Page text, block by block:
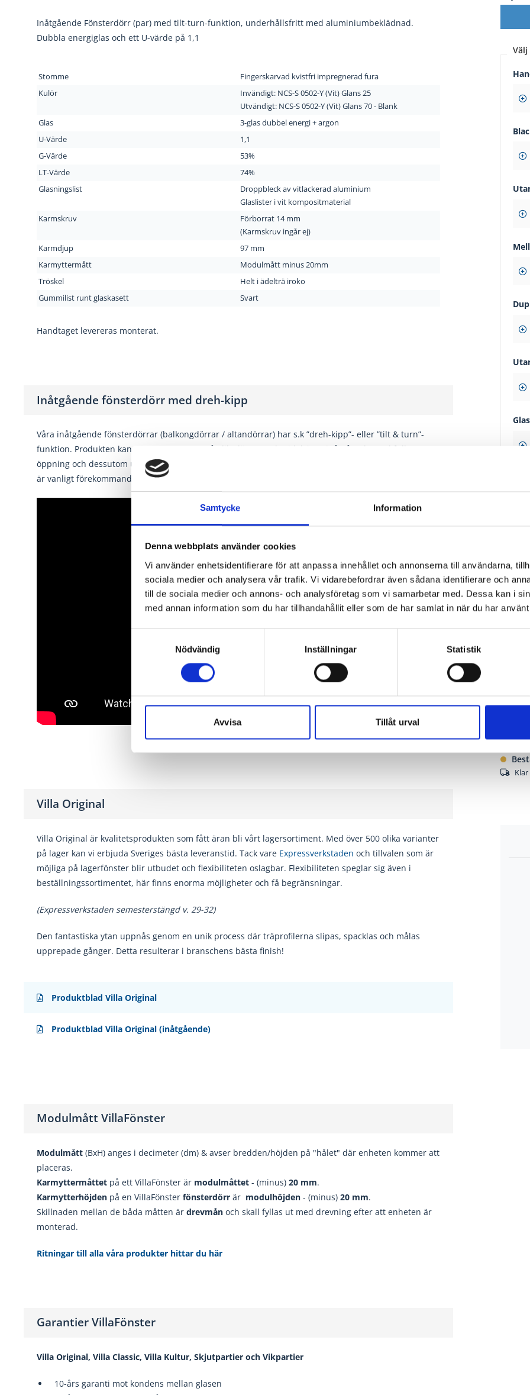
Samtycke Information
Denna webbplats använder cookies
Vi använder enhetsidentifierare för att anpassa innehållet och annonserna till användarna,
sociala medier och analysera vår trafik. Vi vidarebefordrar även sådana identifierare och
till de sociala medier och annons- och analysföretag som vi samarbetar med. Dessa kan i
med annan information som du har tillhandahållit eller som de har samlat in när du har
Nödvändig
Inställningar Statistik
Avvisa Tillåt urval
Inåtgående Fönsterdörr (par) med tilt-turn-funktion, underhållsfritt med aluminiumbeklädnad.
Dubbla energiglas och ett U-värde på 1,1
Stomme
Fingerskarvad kvistfri impregnerad fura
Kulör
Invändigt: NCS-S 0502-Y (Vit) Glans 25
Utvändigt: NCS-S 0502-Y(Vit)Glans 70 - Blank
Glas
3-glas dubbel energi + argon
U-Värde
1,1
G-Värde
53%
LT-Värde
74%
Glasningslist
Droppbleck av vitlackerad aluminium
Glaslister i vit kompositmaterial
Karmskruv
Förborrat 14 mm
(Karmskruv ingår ej)
Karmdjup
97 mm
Karmyttermått
Modulmått minus 20mm
Tröskel
Helt i ädelträ iroko
Gummilist runt glaskasett
Svart
Handtaget levereras monterat.
Inåtgående fönsterdörr med dreh-kipp
Våra inåtgående fönsterdörrar (balkongdörrar / altandörrar) har s.k ”dreh-kipp”- eller ”tilt & turn”-
funktion. Produkten kan smidigt öppnas i två olika lägen. Dels sidohängt inåtgående med full
öppning och dessutom underkantshängda med vädringsläge i ovankant. En modern fönsterdörr som
är vanligt förekommande i Europa.
Villa Original
Villa Original är kvalitetsprodukten som fått äran bli vårt lagersortiment. Med över 500 olika varianter
på lager kan vi erbjuda Sveriges bästa leveranstid. Tack vare Expressverkstaden och tillvalen som är
möjliga på lagerfönster blir utbudet och flexibiliteten oslagbar. Flexibiliteten speglar sig även i
beställningssortimentet, här finns enorma möjligheter och få begränsningar.
(Expressverkstaden semesterstängd v. 29-32)
Den fantastiska ytan uppnås genom en unik process där träprofilerna slipas, spacklas och målas
upprepade gånger. Detta resulterar i branschens bästa finish!
Produktblad Villa Original
Produktblad Villa Original (inåtgående)
Modulmått VillaFönster
Modulmått(BxH) anges i decimeter (dm) & avser bredden/höjden på "hålet" där enheten kommer att
placeras.
Karmyttermåttet på ett VillaFönster är modulmåttet- (minus) 20 mm.
Karmytterhöjden på en VillaFönster fönsterdörrär modulhöjden - (minus) 20 mm.
Skillnaden mellan de båda måtten är drevmånoch skall fyllas ut med drevning efter att enheten är
monterad.
Ritningar till alla våra produkter hittar du här
Garantier VillaFönster
Villa Original, Villa Classic, Villa Kultur, Skjutpartier och Vikpartier
10-års garanti mot kondens mellan glasen